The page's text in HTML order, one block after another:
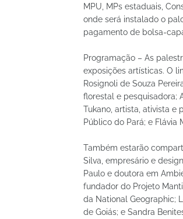
MPU, MPs estaduais,
onde será instalado o
pagamento de bolsa-
Programação – As
exposições artísticas. O
Rosignoli de Souza
florestal e pesquisadora;
Tukano, artista, ativista e
Público do Pará; e Flávia
Também estarão
Silva, empresário e
Paulo e doutora em
fundador do Projeto
da National Geographic;
de Goiás; e Sandra